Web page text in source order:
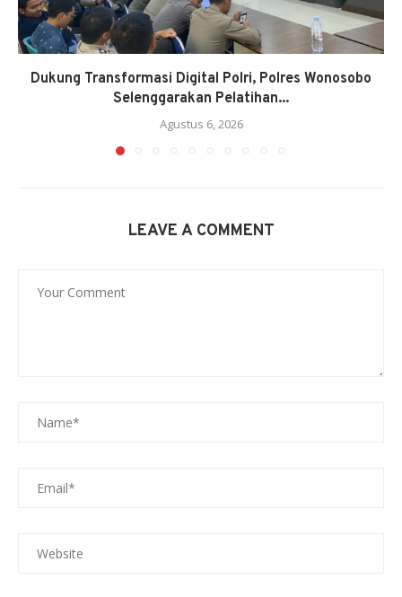
Dukung Transformasi Digital Polri, Polres Wonosobo
Selenggarakan Pelatihan...
Agustus 6, 2026
LEAVE A COMMENT